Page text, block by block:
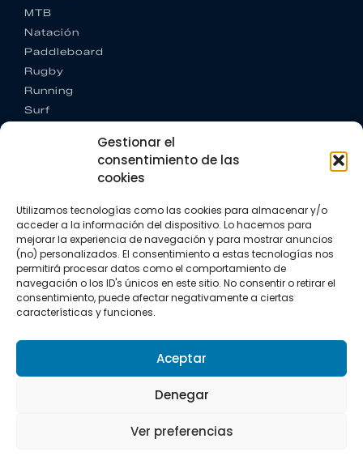
Gestionar el
consentimiento de las
cookies
Utilizamos tecnologías como las cookies para almacenar y/o
acceder a la información del dispositivo. Lo hacemos para
mejorar la experiencia de navegación y para mostrar anuncios
(no) personalizados. El consentimiento a estas tecnologías nos
permitirá procesar datos como el comportamiento de
navegación o los ID's únicos en este sitio. No consentir o retirar el
consentimiento, puede afectar negativamente a ciertas
características y funciones.
Aceptar
Denegar
Ver preferencias
MTB
Natación
Paddleboard
Rugby
Running
Surf
CONTACTO
+34 662 342 177
info@vkssport.com
SÍGUENOS
Política de privacidad
Política de cookies
Todos los derechos resevados.